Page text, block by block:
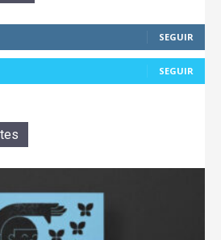
SEGUIR
SEGUIR